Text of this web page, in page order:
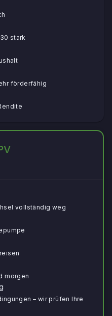
stark
förderfähig
vollständig weg
morgen
– wir prüfen Ihre